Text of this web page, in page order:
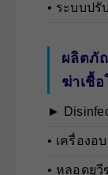
• ระบบปรั
ผลิตภั
ฆ่าเชื้อ
►
• เครื่องอ
• หลอดยูวี